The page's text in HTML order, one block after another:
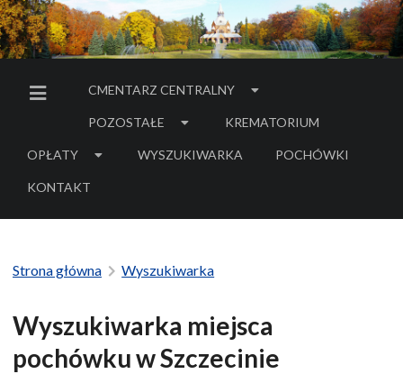
MENU BOCZNE
CMENTARZ CENTRALNY
POZOSTAŁE KREMATORIUM
OPŁATY WYSZUKIWARKA POCHÓWKI
- LINK DO SERWISU
KONTAKT
Strona główna Wyszukiwarka
Wyszukiwarka miejsca
pochówku w Szczecinie